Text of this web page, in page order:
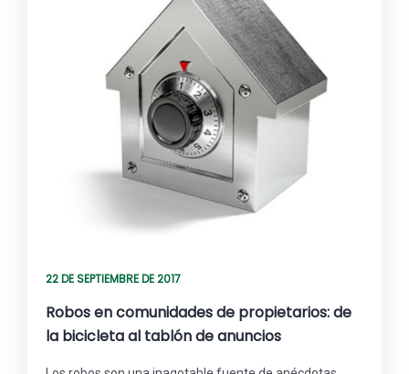
22 DE SEPTIEMBRE DE 2017
Robos en comunidades de propietarios: de
la bicicleta al tablón de anuncios